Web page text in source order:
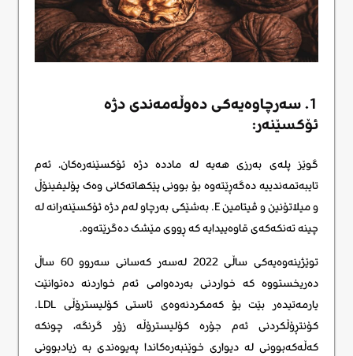
1. سەرچاوەیەکی دەوڵەمەندی دژە
ئۆکسێنەر:
گوێز پلەی بەرزی هەیە لە ماددە دژە ئۆکسێنەرەکان. ئەم
تایبەتمەندییە دەگەڕێتەوە بۆ بوونی پێکهاتەکانی وەک پۆلیفینۆڵ
و میلاتۆنین و ڤیتامین E. بەشێکی بەرچاو لەم دژە ئۆکسێنەرانە لە
چینە تەنکەکەی قاوەییدایە کە ڕووی مێشک دەگرێتەوە.
توێژینەوەیەکی ساڵی 2022 لەسەر کەسانی سەروو 60 ساڵ
دەریخستووە کە خواردنی بەردەوامی ئەم خواردنە دەتوانێت
یارمەتیدەر بێت بۆ کەمکردنەوەی ئاستی کۆلیسترۆڵی LDL.
کۆنتڕۆڵکردنی ئەم جۆرە کۆلیسترۆڵە زۆر گرنگە، چونکە
کەڵەکەبوونی لە دیواری خوێنبەرەکاندا پەیوەندی بە زیادبوونی